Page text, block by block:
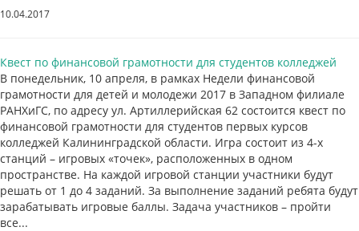
10.04.2017
Квест по финансовой грамотности для студентов колледжей
В понедельник, 10 апреля, в рамках Недели финансовой
грамотности для детей и молодежи 2017 в Западном филиале
РАНХиГС, по адресу ул. Артиллерийская 62 состоится квест по
финансовой грамотности для студентов первых курсов
колледжей Калининградской области. Игра состоит из 4-х
станций – игровых «точек», расположенных в одном
пространстве. На каждой игровой станции участники будут
решать от 1 до 4 заданий. За выполнение заданий ребята будут
зарабатывать игровые баллы. Задача участников – пройти
все...